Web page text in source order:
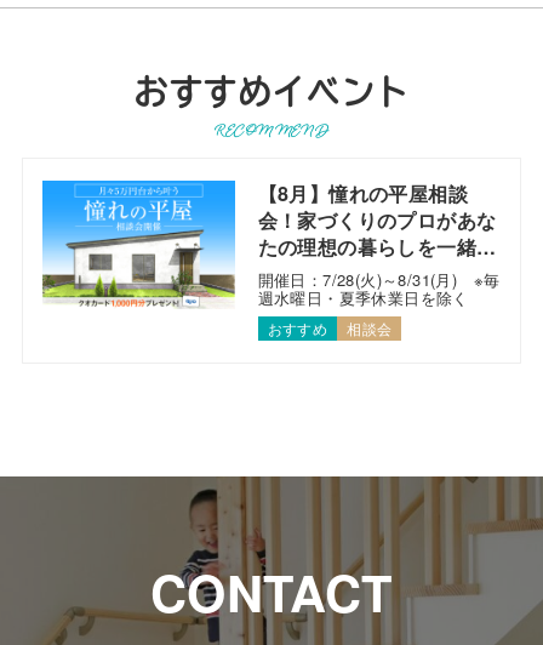
おすすめイベント
RECOMMEND
【8月】憧れの平屋相談
会！家づくりのプロがあな
たの理想の暮らしを一緒に
考えます！
開催日：7/28(火)～8/31(月) ※毎
週水曜日・夏季休業日を除く
おすすめ 相談会
CONTACT